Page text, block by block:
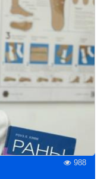
988